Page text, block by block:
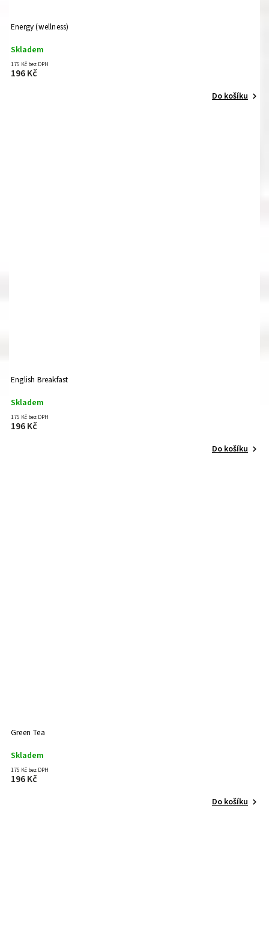
Energy (wellness)
Skladem
175 Kč bez DPH
196 Kč
Do košíku
English Breakfast
Skladem
175 Kč bez DPH
196 Kč
Do košíku
Green Tea
Skladem
175 Kč bez DPH
196 Kč
Do košíku